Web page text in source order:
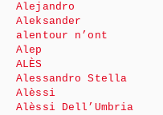
Alejandro
Aleksander
alentour n’ont
Alep
ALÈS
Alessandro Stella
Alèssi
Alèssi Dell’Umbria